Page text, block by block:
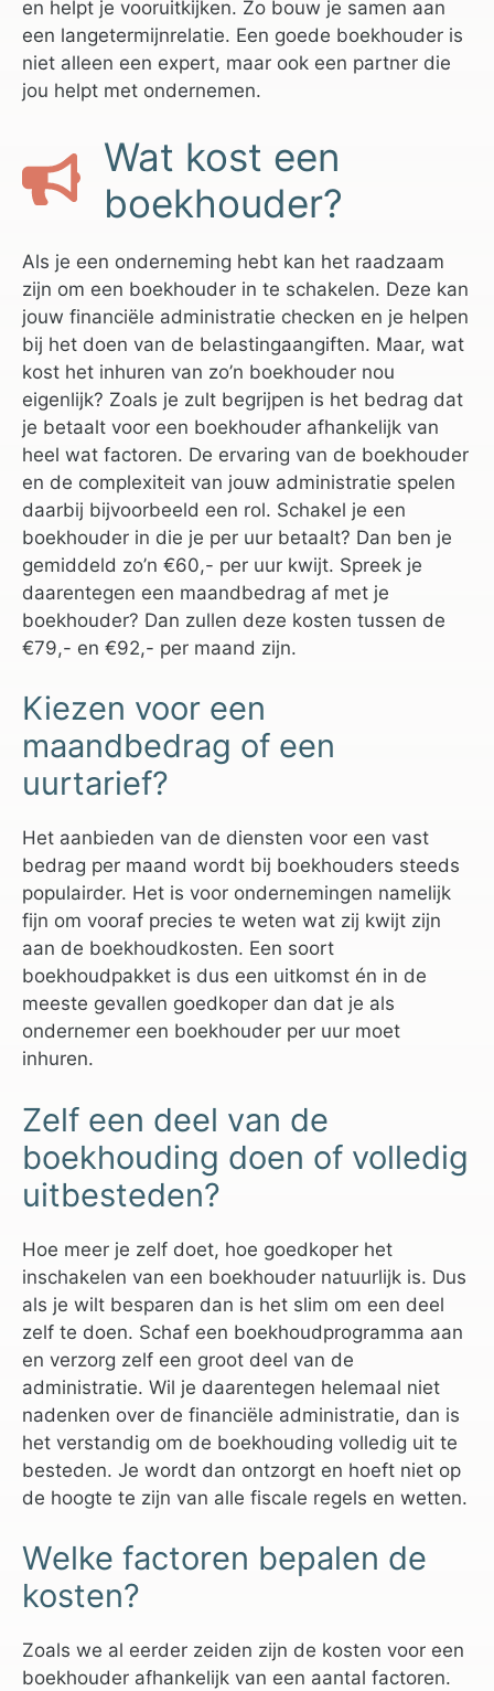
en helpt je vooruitkijken. Zo bouw je samen aan
een langetermijnrelatie. Een goede boekhouder is
niet alleen een expert, maar ook een partner die
jou helpt met ondernemen.
Wat kost een
boekhouder?
Als je een onderneming hebt kan het raadzaam
zijn om een boekhouder in te schakelen. Deze kan
jouw financiële administratie checken en je helpen
bij het doen van de belastingaangiften. Maar, wat
kost het inhuren van zo’n boekhouder nou
eigenlijk? Zoals je zult begrijpen is het bedrag dat
je betaalt voor een boekhouder afhankelijk van
heel wat factoren. De ervaring van de boekhouder
en de complexiteit van jouw administratie spelen
daarbij bijvoorbeeld een rol. Schakel je een
boekhouder in die je per uur betaalt? Dan ben je
gemiddeld zo’n €60,- per uur kwijt. Spreek je
daarentegen een maandbedrag af met je
boekhouder? Dan zullen deze kosten tussen de
€79,- en €92,- per maand zijn.
Kiezen voor een
maandbedrag of een
uurtarief?
Het aanbieden van de diensten voor een vast
bedrag per maand wordt bij boekhouders steeds
populairder. Het is voor ondernemingen namelijk
fijn om vooraf precies te weten wat zij kwijt zijn
aan de boekhoudkosten. Een soort
boekhoudpakket is dus een uitkomst én in de
meeste gevallen goedkoper dan dat je als
ondernemer een boekhouder per uur moet
inhuren.
Zelf een deel van de
boekhouding doen of volledig
uitbesteden?
Hoe meer je zelf doet, hoe goedkoper het
inschakelen van een boekhouder natuurlijk is. Dus
als je wilt besparen dan is het slim om een deel
zelf te doen. Schaf een boekhoudprogramma aan
en verzorg zelf een groot deel van de
administratie. Wil je daarentegen helemaal niet
nadenken over de financiële administratie, dan is
het verstandig om de boekhouding volledig uit te
besteden. Je wordt dan ontzorgt en hoeft niet op
de hoogte te zijn van alle fiscale regels en wetten.
Welke factoren bepalen de
kosten?
Zoals we al eerder zeiden zijn de kosten voor een
boekhouder afhankelijk van een aantal factoren.